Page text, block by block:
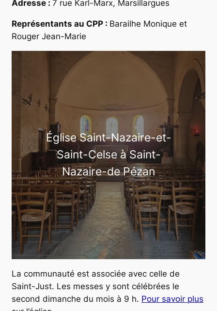
Adresse : 7 rue Karl-Marx, Marsillargues
Représentants au CPP : Barailhe Monique et
Rouger Jean-Marie
Église Saint-Nazaire-et-
Saint-Celse à Saint-
Nazaire-de Pézan
La communauté est associée avec celle de
Saint-Just. Les messes y sont célébrées le
second dimanche du mois à 9 h. Pour savoir plus